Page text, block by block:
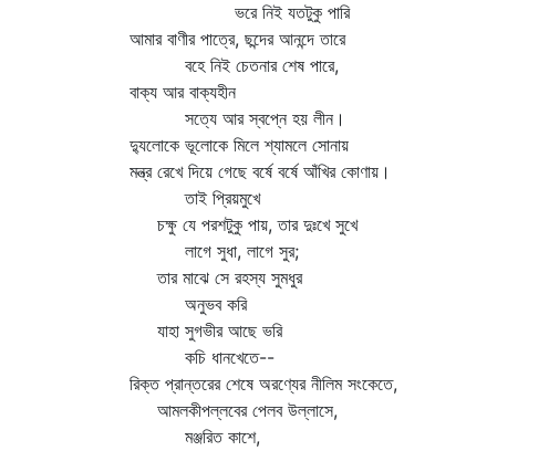
ভরে নিই যতটুকু পারি
আমার বাণীর পাত্রে, ছন্দের আনন্দে তারে
বহে নিই চেতনার শেষ পারে,
বাক্য আর বাক্যহীন
সত্যে আর স্বপ্নে হয় লীন।
দ্যুলোকে ভূলোকে মিলে শ্যামলে সোনায়
মন্ত্র রেখে দিয়ে গেছে বর্ষে বর্ষে আঁখির কোণায়।
তাই প্রিয়মুখে
চক্ষু যে পরশটুকু পায়, তার দুঃখে সুখে
লাগে সুধা, লাগে সুর;
তার মাঝে সে রহস্য সুমধুর
অনুভব করি
যাহা সুগভীর আছে ভরি
কচি ধানখেতে--
রিক্ত প্রান্তরের শেষে অরণ্যের নীলিম সংকেতে,
আমলকীপল্লবের পেলব উল্লাসে,
মঞ্জরিত কাশে,